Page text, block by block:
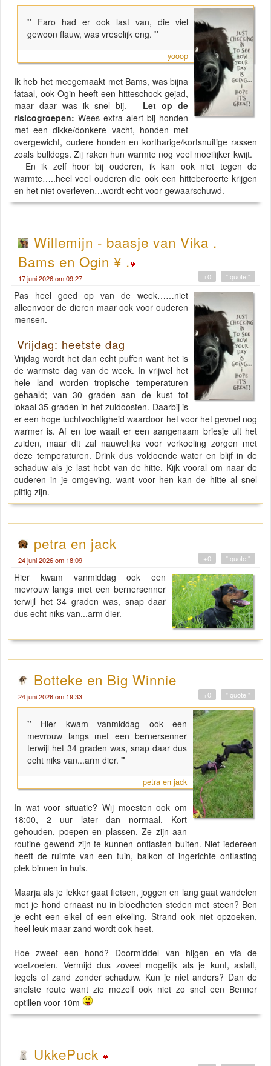
" Faro had er ook last van, die viel
gewoon flauw, was vreselijk eng. "
yooop
Ik heb het meegemaakt met Bams, was bijna
fataal, ook Ogin heeft een hitteschock gejad,
maar daar was ik snel bij. Let op de
risicogroepen: Wees extra alert bij honden
met een dikke/donkere vacht, honden met
overgewicht, oudere honden en kortharige/kortsnuitige rassen
zoals bulldogs. Zij raken hun warmte nog veel moeilijker kwijt.
En ik zelf hoor bij ouderen, ik kan ook niet tegen de
warmte…..heel veel ouderen die ook een hitteberoerte krijgen
en het niet overleven…wordt echt voor gewaarschuwd.
Willemijn - baasje van Vika .
Bams en Ogin ¥ .
17 juni 2026 om 09:27 " quote "
+0
Pas heel goed op van de week……niet
alleenvoor de dieren maar ook voor ouderen
mensen.
Vrijdag: heetste dag
Vrijdag wordt het dan echt puffen want het is
de warmste dag van de week. In vrijwel het
hele land worden tropische temperaturen
gehaald; van 30 graden aan de kust tot
lokaal 35 graden in het zuidoosten. Daarbij is
er een hoge luchtvochtigheid waardoor het voor het gevoel nog
warmer is. Af en toe waait er een aangenaam briesje uit het
zuiden, maar dit zal nauwelijks voor verkoeling zorgen met
deze temperaturen. Drink dus voldoende water en blijf in de
schaduw als je last hebt van de hitte. Kijk vooral om naar de
ouderen in je omgeving, want voor hen kan de hitte al snel
pittig zijn.
petra en jack
24 juni 2026 om 18:09 " quote "
+0
Hier kwam vanmiddag ook een
mevrouw langs met een bernersenner
terwijl het 34 graden was, snap daar
dus echt niks van...arm dier.
Botteke en Big Winnie
24 juni 2026 om 19:33 " quote "
+0
" Hier kwam vanmiddag ook een
mevrouw langs met een bernersenner
terwijl het 34 graden was, snap daar dus
echt niks van...arm dier. "
petra en jack
In wat voor situatie? Wij moesten ook om
18:00, 2 uur later dan normaal. Kort
gehouden, poepen en plassen. Ze zijn aan
routine gewend zijn te kunnen ontlasten buiten. Niet iedereen
heeft de ruimte van een tuin, balkon of ingerichte ontlasting
plek binnen in huis.
Maarja als je lekker gaat fietsen, joggen en lang gaat wandelen
met je hond ernaast nu in bloedheten steden met steen? Ben
je echt een eikel of een eikeling. Strand ook niet opzoeken,
heel leuk maar zand wordt ook heet.
Hoe zweet een hond? Doormiddel van hijgen en via de
voetzoelen. Vermijd dus zoveel mogelijk als je kunt, asfalt,
tegels of zand zonder schaduw. Kun je niet anders? Dan de
snelste route want zie mezelf ook niet zo snel een Benner
optillen voor 10m
UkkePuck